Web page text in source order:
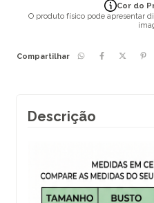
Cor do
O produto físico pode apresentar
Compartilhar
Descrição